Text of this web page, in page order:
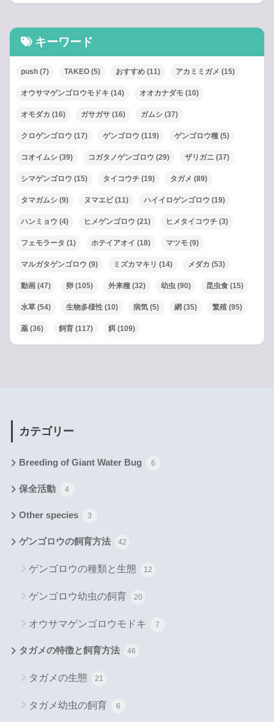
キーワード
push (7) TAKEO (5) おすすめ (11) アカミミガメ (15)
オウサマゲンゴロウモドキ (14) オオカナダモ (10)
オモダカ (16) ガサガサ (16) ガムシ (37)
クロゲンゴロウ (17) ゲンゴロウ (119) ゲンゴロウ種 (5)
コオイムシ (39) コガタノゲンゴロウ (29) ザリガニ (37)
シマゲンゴロウ (15) タイコウチ (19) タガメ (89)
タマガムシ (9) ヌマエビ(11) ハイイロゲンゴロウ (19)
ハンミョウ (4) ヒメゲンゴロウ (21) ヒメタイコウチ (3)
フェモラータ (1) ホテイアオイ (18) マツモ (9)
マルガタゲンゴロウ (9) ミズカマキリ (14) メダカ (53)
動画 (47) 卵 (105) 外来種 (32) 幼虫 (90) 昆虫食 (15)
水草 (54) 生物多様性 (10) 病気 (5) 網 (35) 繁殖 (95)
薬 (36) 飼育 (117) 餌 (109)
カテゴリー
Breeding of Giant Water Bug 6
保全活動 4
Other species 3
ゲンゴロウの飼育方法 42
ゲンゴロウの種類と生態 12
ゲンゴロウ幼虫の飼育 20
オウサマゲンゴロウモドキ 7
タガメの特徴と飼育方法 46
タガメの生態 21
タガメ幼虫の飼育 6